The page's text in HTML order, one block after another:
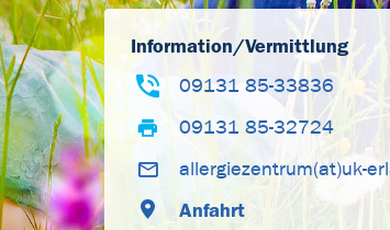
Information/Vermittlung
09131 85-33836
09131 85-32724
allergiezentrum(at)uk-
Anfahrt